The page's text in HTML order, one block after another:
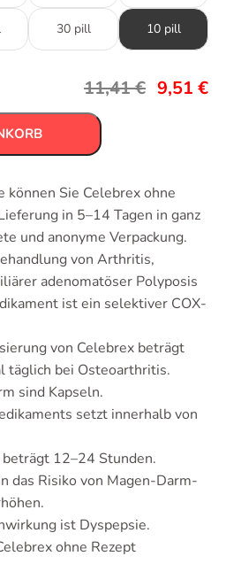
30 pill 10 pill
11,41€ 9,51 €
können Sie Celebrex ohne
in 5–14 Tagen in ganz
und anonyme Verpackung.
von Arthritis,
adenomatöser Polyposis
ist ein selektiver COX-
von Celebrex beträgt
täglich bei Osteoarthritis.
sind Kapseln.
setzt innerhalb von
12–24 Stunden.
das Risiko von Magen-Darm-
ist Dyspepsie.
ohne Rezept